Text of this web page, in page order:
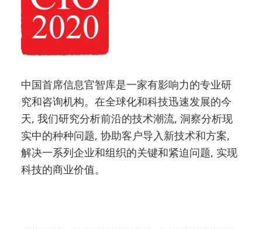
中国首席信息官智库是一家有影响力的专业研
究和咨询机构。在全球化和科技迅速发展的今
天, 我们研究分析前沿的技术潮流, 洞察分析现
实中的种种问题, 协助客户导入新技术和方案,
解决一系列企业和组织的关键和紧迫问题, 实现
科技的商业价值。